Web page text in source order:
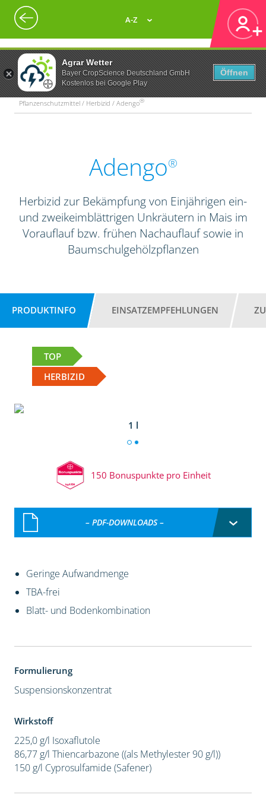
Agrar Wetter
Bayer CropScience Deutschland GmbH
Kostenlos bei Google Play
Öffnen
A-Z
Pflanzenschutzmittel / Herbizid / Adengo®
Adengo®
Herbizid zur Bekämpfung von Einjährigen ein-
und zweikeimblättrigen Unkräutern in Mais im
Vorauflauf bzw. frühen Nachauflauf sowie in
Baumschulgehölzpflanzen
PRODUKTINFO EINSATZEMPFEHLUNGEN
TOP
HERBIZID
1 l
150 Bonuspunkte pro Einheit
– PDF-DOWNLOADS –
Geringe Aufwandmenge
TBA-frei
Blatt- und Bodenkombination
Formulierung
Suspensionskonzentrat
Wirkstoff
225,0 g/l Isoxaflutole
86,77 g/l Thiencarbazone ((als Methylester 90 g/l))
150 g/l Cyprosulfamide (Safener)